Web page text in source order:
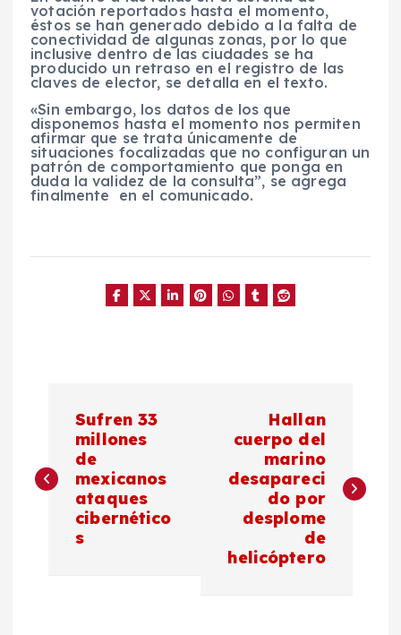
votación reportados hasta el momento,
éstos se han generado debido a la falta de
conectividad de algunas zonas, por lo que
inclusive dentro de las ciudades se ha
producido un retraso en el registro de las
claves de elector, se detalla en el texto.
«Sin embargo, los datos de los que
disponemos hasta el momento nos permiten
afirmar que se trata únicamente de
situaciones focalizadas que no configuran un
patrón de comportamiento que ponga en
duda la validez de la consulta”, se agrega
finalmente en el comunicado.
v
Sufren 33
millones
de
mexicanos
ataques
cibernético
s
Hallan
cuerpo del
marino
desapareci
do por
desplome
de
helicóptero